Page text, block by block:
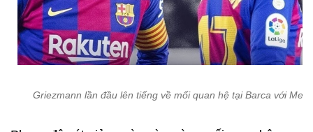
Griezmann lần đầu lên tiếng về mối quan hệ tại Barca với